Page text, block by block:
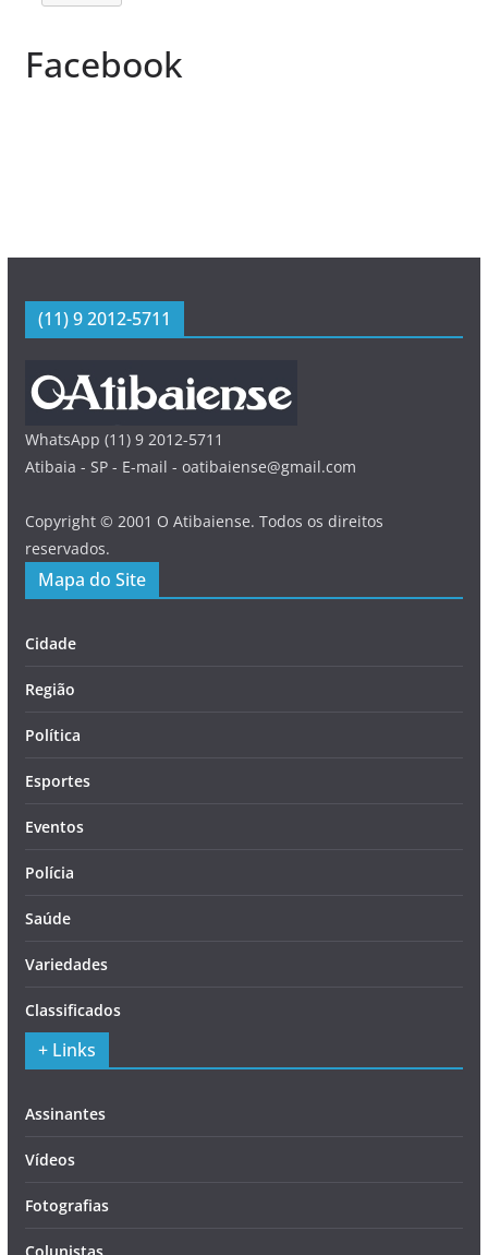
Facebook
(11) 9 2012-5711
WhatsApp (11) 9 2012-5711
Atibaia - SP - E-mail - oatibaiense@gmail.com
Copyright © 2001 O Atibaiense. Todos os direitos
reservados.
Mapa do Site
Cidade
Região
Política
Esportes
Eventos
Polícia
Saúde
Variedades
Classificados
+ Links
Assinantes
Vídeos
Fotografias